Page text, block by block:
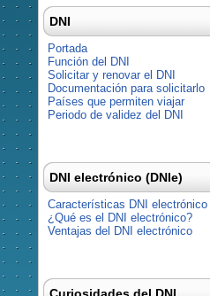
DNI
Portada
Función del DNI
Solicitar y renovar el DNI
Documentación para solicitarlo
Países que permiten viajar
Periodo de validez del DNI
DNI electrónico (DNIe)
Características DNI electrónico
¿Qué es el DNI electrónico?
Ventajas del DNI electrónico